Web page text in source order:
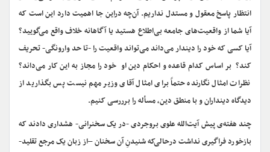
انتظار پاسخ معقول و مستدل نداریم. آن‌چه دراین جا اهمیت دارد این است که
آیا شما از واقعیت‌های جامعه بی‌اطلاع هستید یا آگاهانه خلاف واقع می‌گویید؟
آیا کسی که خود را دیندار می‌داند می‌تواند واقعیت را -تا حد وارونگی- تحریف
کند؟ بر اساس کدام قاعده و احکام دین او خود را مجاز به این کار می‌داند؟
نظرات امثال نگارنده حتماً برای امثال آقای وزیر مهم نیست پس بگذارید از
دیدگاه دینداران و با منطق دین، مسأله را برررسی کنیم.
چند هفته‌ی پیش آیت‌الله علوی بروجردی -در یک سخنرانی- هشداری دادند که
بازخورد فراگیری نداشت درحالی‌که شنیدنِ آن سخنان –از زبان یک مرجع تقلید-